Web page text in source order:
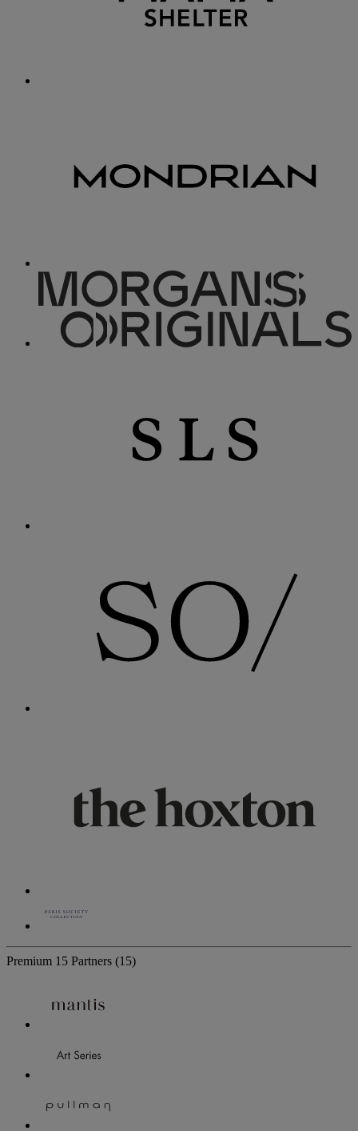
Premium 15 Partners (15)